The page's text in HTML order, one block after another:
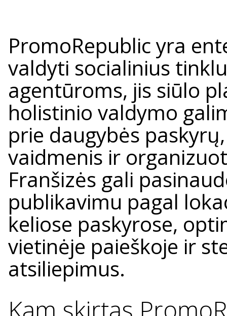
PromoRepublic yra
valdyti socialinius
agentūroms, jis siūlo
holistinio valdymo
prie daugybės
vaidmenis ir
Franšizės gali
publikavimu pagal
keliose paskyrose,
vietinėje paieškoje ir
atsiliepimus.